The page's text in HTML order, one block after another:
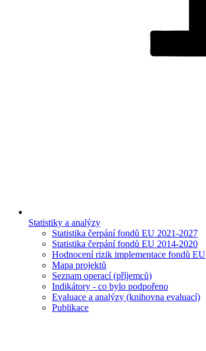
Statistiky a analýzy
Statistika čerpání fondů EU 2021-2027
Statistika čerpání fondů EU 2014-2020
Hodnocení rizik implementace fondů EU
Mapa projektů
Seznam operací (příjemců)
Indikátory - co bylo podpořeno
Evaluace a analýzy (knihovna evaluací)
Publikace